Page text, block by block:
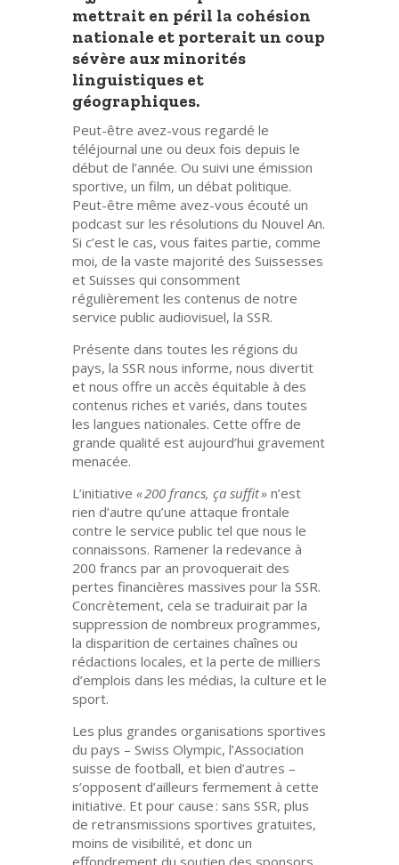
mettrait en péril la cohésion
nationale et porterait un coup
sévère aux minorités
linguistiques et
géographiques.
Peut-être avez-vous regardé le
téléjournal une ou deux fois depuis le
début de l’année. Ou suivi une émission
sportive, un film, un débat politique.
Peut-être même avez-vous écouté un
podcast sur les résolutions du Nouvel An.
Si c’est le cas, vous faites partie, comme
moi, de la vaste majorité des Suissesses
et Suisses qui consomment
régulièrement les contenus de notre
service public audiovisuel, la SSR.
Présente dans toutes les régions du
pays, la SSR nous informe, nous divertit
et nous offre un accès équitable à des
contenus riches et variés, dans toutes
les langues nationales. Cette offre de
grande qualité est aujourd’hui gravement
menacée.
L’initiative « 200 francs, ça suffit »n’est
rien d’autre qu’une attaque frontale
contre le service public tel que nous le
connaissons. Ramener la redevance à
200 francs par an provoquerait des
pertes financières massives pour la SSR.
Concrètement, cela se traduirait par la
suppression de nombreux programmes,
la disparition de certaines chaînes ou
rédactions locales, et la perte de milliers
d’emplois dans les médias, la culture et le
sport.
Les plus grandes organisations sportives
du pays – Swiss Olympic, l’Association
suisse de football, et bien d’autres –
s’opposent d’ailleurs fermement à cette
initiative. Et pour cause : sans SSR, plus
de retransmissions sportives gratuites,
moins de visibilité, et donc un